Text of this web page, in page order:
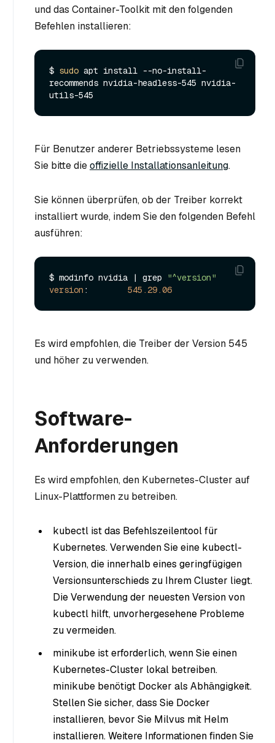
und das Container-Toolkit mit den folgenden
Befehlen installieren:
$ sudo apt install --no-install-
recommends nvidia-headless-545 nvidia-
Für Benutzer anderer Betriebssysteme lesen
Sie bitte dieoffizielle Installationsanleitung.
Sie können überprüfen, ob der Treiber korrekt
installiert wurde, indem Sie den folgenden Befehl
ausführen:
$ modinfo nvidia | grep
"^version"
version : 545.29.06
Es wird empfohlen, die Treiber der Version 545
und höher zu verwenden.
Software-
Anforderungen
Es wird empfohlen, den Kubernetes-Cluster auf
Linux-Plattformen zu betreiben.
kubectl ist das Befehlszeilentool für
Kubernetes. Verwenden Sie eine kubectl-
Version, die innerhalb eines geringfügigen
Versionsunterschieds zu Ihrem Cluster liegt.
Die Verwendung der neuesten Version von
kubectl hilft, unvorhergesehene Probleme
zu vermeiden.
minikube ist erforderlich, wenn Sie einen
Kubernetes-Cluster lokal betreiben.
minikube benötigt Docker als Abhängigkeit.
Stellen Sie sicher, dass Sie Docker
installieren, bevor Sie Milvus mit Helm
installieren. Weitere Informationen finden Sie